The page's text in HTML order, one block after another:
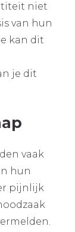
niet
van hun
kan dit
je dit
vaak
hun
pijnlijk